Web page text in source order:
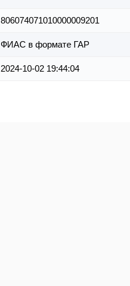
806074071010000009201
ФИАС в формате ГАР
2024-10-02 19:44:04